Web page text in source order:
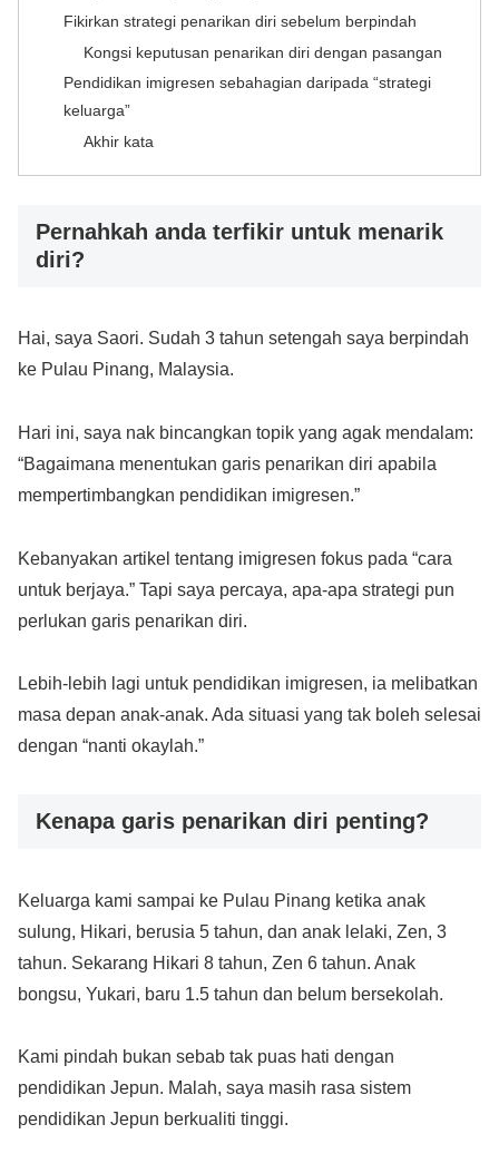
Fikirkan strategi penarikan diri sebelum berpindah
Kongsi keputusan penarikan diri dengan pasangan
Pendidikan imigresen sebahagian daripada “strategi
keluarga”
Akhir kata
Pernahkah anda terfikir untuk menarik
diri?
Hai, saya Saori. Sudah 3 tahun setengah saya berpindah
ke Pulau Pinang, Malaysia.
Hari ini, saya nak bincangkan topik yang agak mendalam:
“Bagaimana menentukan garis penarikan diri apabila
mempertimbangkan pendidikan imigresen.”
Kebanyakan artikel tentang imigresen fokus pada “cara
untuk berjaya.” Tapi saya percaya, apa-apa strategi pun
perlukan garis penarikan diri.
Lebih-lebih lagi untuk pendidikan imigresen, ia melibatkan
masa depan anak-anak. Ada situasi yang tak boleh selesai
dengan “nanti okaylah.”
Kenapa garis penarikan diri penting?
Keluarga kami sampai ke Pulau Pinang ketika anak
sulung, Hikari, berusia 5 tahun, dan anak lelaki, Zen, 3
tahun. Sekarang Hikari 8 tahun, Zen 6 tahun. Anak
bongsu, Yukari, baru 1.5 tahun dan belum bersekolah.
Kami pindah bukan sebab tak puas hati dengan
pendidikan Jepun. Malah, saya masih rasa sistem
pendidikan Jepun berkualiti tinggi.